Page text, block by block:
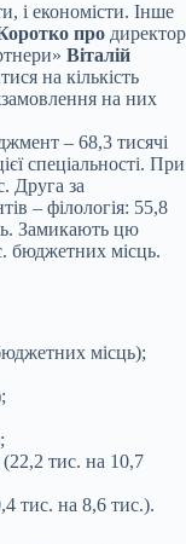
і економісти. Інше
про директор
Віталій
на кількість
на них
– 68,3 тисячі
спеціальності. При
Друга за
– філологія: 55,8
Замикають цю
бюджетних місць.
місць);
(22,2 тис. на 10,7
тис. на 8,6 тис.).